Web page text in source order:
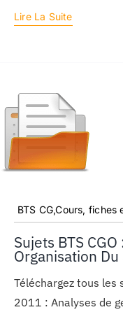
Lire La Suite
BTS CG,Cours, fiches
Sujets BTS
Organisation
Téléchargez tous les
2011 : Analyses de